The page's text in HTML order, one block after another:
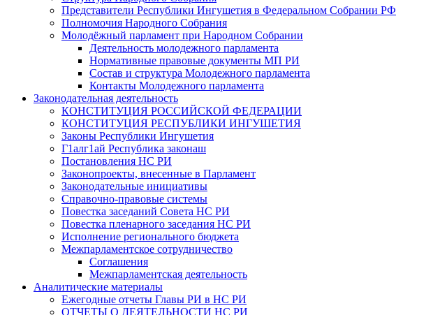
Представители Республики Ингушетия в Федеральном Собрании РФ
Полномочия Народного Собрания
Молодёжный парламент при Народном Собрании
Деятельность молодежного парламента
Нормативные правовые документы МП РИ
Состав и структура Молодежного парламента
Контакты Молодежного парламента
Законодательная деятельность
КОНСТИТУЦИЯ РОССИЙСКОЙ ФЕДЕРАЦИИ
КОНСТИТУЦИЯ РЕСПУБЛИКИ ИНГУШЕТИЯ
Законы Республики Ингушетия
Г1алг1ай Республика законаш
Постановления НС РИ
Законопроекты, внесенные в Парламент
Законодательные инициативы
Справочно-правовые системы
Повестка заседаний Совета НС РИ
Повестка пленарного заседания НС РИ
Исполнение регионального бюджета
Межпарламентское сотрудничество
Соглашения
Межпарламентская деятельность
Аналитические материалы
Ежегодные отчеты Главы РИ в НС РИ
ОТЧЕТЫ О ДЕЯТЕЛЬНОСТИ НС РИ